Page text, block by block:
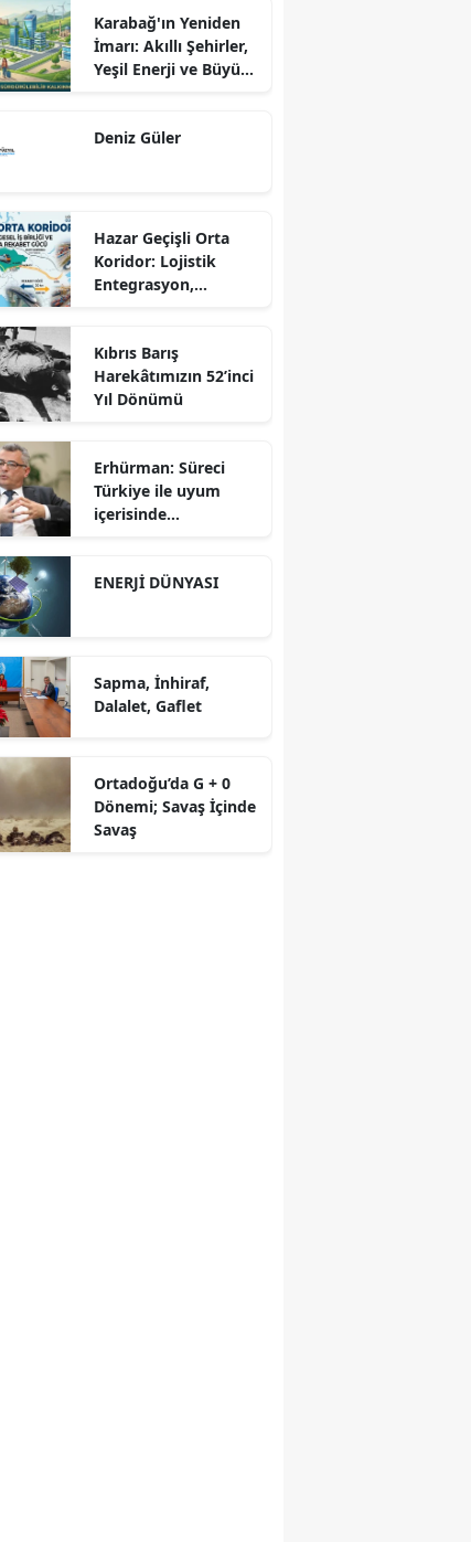
Karabağ'ın Yeniden
İmarı: Akıllı Şehirler,
Yeşil Enerji ve Büyük
Sürdürülebilir
Deniz Güler
Hazar Geçişli Orta
Koridor: Lojistik
Entegrasyon,
Karşısında Rekabet
Gücü
Kıbrıs Barış
Harekâtımızın 52’inci
Yıl Dönümü
Erhürman: Süreci
Türkiye ile uyum
içerisinde
ENERJİ DÜNYASI
Sapma, İnhiraf,
Dalalet, Gaflet
Ortadoğu’da G + 0
Dönemi; Savaş İçinde
Savaş